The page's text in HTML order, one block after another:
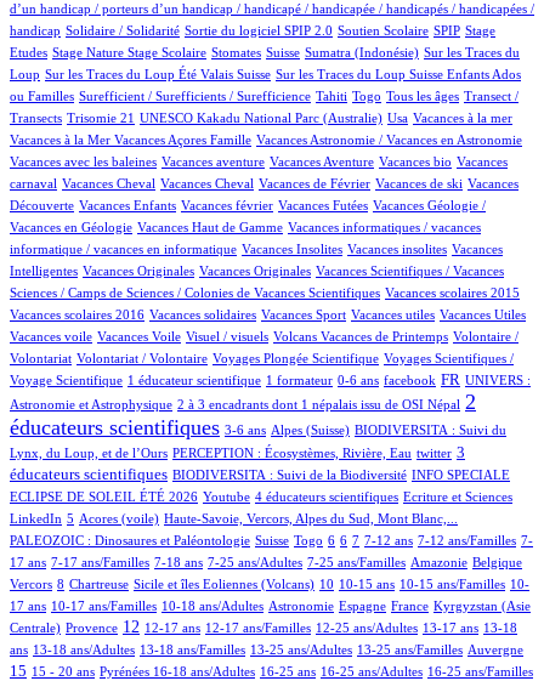
d’un handicap / porteurs d’un handicap / handicapé / handicapée / handicapés / handicapées /
handicap
2/1003 Solidaire / Solidarité
3/1003 Sortie du logiciel SPIP 2.0
76/1003 Soutien Scolaire
3/1003 SPIP
1/1003
Stage
Etudes
1/1003Stage Nature
17/1003 Stage Scolaire
1/1003 Stomates
188/1003 Suisse
4/1003 Sumatra (Indonésie)
3/1003
Sur les Traces du
Loup
9/1003Sur les Traces du Loup Été Valais Suisse
7/1003
Sur les Traces du Loup Suisse Enfants Ados
ou Familles
2/1003 Surefficient / Surefficients / Surefficience
57/1003 Tahiti
6/1003 Togo
12/1003 Tous les âges
100/1003
Transect /
Transects
2/1003 Trisomie 21
2/1003 UNESCO Kakadu National Parc (Australie)
19/1003 Usa
1/1003 Vacances à la mer
1/1003
Vacances à la Mer
1/1003 Vacances Açores Famille
60/1003 Vacances Astronomie / Vacances en Astronomie
1/1003
Vacances avec les baleines
1/1003 Vacances aventure
17/1003 Vacances Aventure
1/1003 Vacances bio
1/1003
Vacances
carnaval
107/1003Vacances Cheval
1/1003 Vacances Cheval
26/1003 Vacances de Février
1/1003 Vacances de ski
1/1003
Vacances
Découverte
59/1003 Vacances Enfants
1/1003 Vacances février
2/1003 Vacances Futées
28/1003
Vacances Géologie /
Vacances en Géologie
2/1003 Vacances Haut de Gamme
2/1003
Vacances informatiques / vacances
informatique / vacances en informatique
1/1003 Vacances Insolites
1/1003 Vacances insolites
1/1003
Vacances
Intelligentes
2/1003 Vacances Originales
1/1003 Vacances Originales
17/1003
Vacances Scientifiques / Vacances
Sciences / Camps de Sciences / Colonies de Vacances Scientifiques
1/1003 Vacances scolaires 2015
1/1003
Vacances scolaires 2016
1/1003 Vacances solidaires
1/1003 Vacances Sport
1/1003 Vacances utiles
1/1003 Vacances Utiles
1/1003
Vacances voile
1/1003 Vacances Voile
2/1003 Visuel / visuels
19/1003 Volcans Vacances de Printemps
1/1003
Volontaire /
Volontariat
1/1003 Volontariat / Volontaire
81/1003 Voyages Plongée Scientifique
17/1003
Voyages Scientifiques /
Voyage Scientifique
130/1003 1 éducateur scientifique
6/1003 1 formateur
2/1003 0-6 ans
14/1003 facebook
292/1003 FR
66/1003
UNIVERS :
Astronomie et Astrophysique
9/1003 2 à 3 encadrants dont 1 népalais issu de OSI Népal
581/1003
2
éducateurs scientifiques
12/1003 3-6 ans
164/1003 Alpes (Suisse)
53/1003
BIODIVERSITA : Suivi du
Lynx, du Loup, et de l’Ours
17/1003 PERCEPTION : Écosystèmes, Rivière, Eau
3/1003 twitter
294/1003
3
éducateurs scientifiques
66/1003 BIODIVERSITA : Suivi de la Biodiversité
28/1003
INFO SPECIALE
ECLIPSE DE SOLEIL ÉTÉ 2026
3/1003 Youtube
33/1003 4 éducateurs scientifiques
2/1003 Ecriture et Sciences
3/1003
LinkedIn
17/1003
5
7/1003 Acores (voile)
11/1003 Haute-Savoie, Vercors, Alpes du Sud, Mont Blanc,...
107/1003
PALEOZOIC : Dinosaures et Paléontologie
3/1003 Suisse
4/1003 Togo
1/1003 6
68/1003 6
104/1003 7
20/1003 7-12 ans
115/1003 7-12 ans/Familles
5/1003
7-
17 ans
21/10037-17 ans/Familles
70/1003 7-18 ans
3/1003 7-25 ans/Adultes
10/1003 7-25 ans/Familles
13/1003 Amazonie
2/1003 Belgique
1/1003
Vercors
113/1003
8
1/1003 Chartreuse
18/1003 Sicile et îles Eoliennes (Volcans)
89/1003 10
4/1003 10-15 ans
3/1003 10-15 ans/Familles
18/1003
10-
17 ans
11/100310-17 ans/Familles
6/1003 10-18 ans/Adultes
31/1003 Astronomie
28/1003 Espagne
9/1003 France
110/1003
Kyrgyzstan (Asie
Centrale)
216/1003Provence
363/1003 12
15/1003 12-17 ans
2/1003 12-17 ans/Familles
2/1003 12-25 ans/Adultes
75/1003 13-17 ans
14/1003
13-18
ans
76/1003
13-18 ans/Adultes
6/1003 13-18 ans/Familles
1/1003 13-25 ans/Adultes
16/1003 13-25 ans/Familles
3/1003 Auvergne
223/1003
15
21/1003
15 - 20 ans
51/1003 Pyrénées
122/1003 16-18 ans/Adultes
3/1003 16-25 ans
3/1003 16-25 ans/Adultes
2/1003 16-25 ans/Familles
15/1003